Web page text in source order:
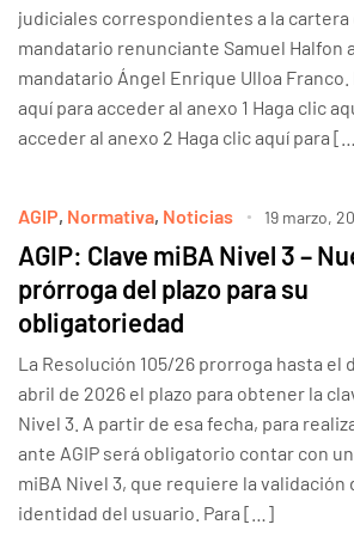
judiciales correspondientes a la cartera
mandatario renunciante Samuel Halfon
mandatario Ángel Enrique Ulloa Franco.
aquí para acceder al anexo 1 Haga clic
acceder al anexo 2 Haga clic aquí para
AGIP, Normativa, Noticias 19 marzo,
AGIP: Clave miBA Nivel 3 –
prórroga del plazo para su
obligatoriedad
La Resolución 105/26 prorroga hasta el
abril de 2026 el plazo para obtener la
Nivel 3. A partir de esa fecha, para
ante AGIP será obligatorio contar con
miBA Nivel 3, que requiere la validación
identidad del usuario. Para […]